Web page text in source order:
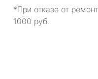
*При отказе от
1000 руб.